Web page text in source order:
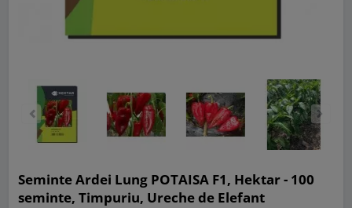
Seminte Ardei Lung POTAISA F1, Hektar - 100
seminte, Timpuriu, Ureche de Elefant